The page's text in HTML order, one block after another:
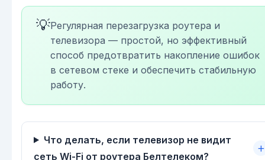
💡Регулярная перезагрузка роутера и
телевизора — простой, но эффективный
способ предотвратить накопление ошибок
в сетевом стеке и обеспечить стабильную
работу.
Что делать, если телевизор не видит
сеть Wi-Fi от роутера Белтелеком?